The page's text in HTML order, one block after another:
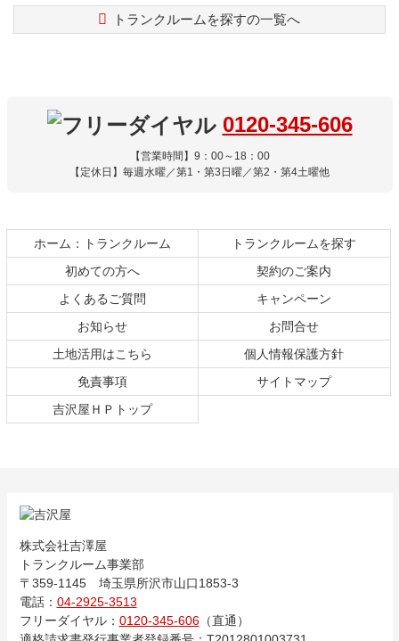
トランクルームを探すの一覧へ
へ
0120-345-606
【営業時間】9：00～18：00
【定休日】毎週水曜／第1・第3日曜／第2・第4土曜他
ホーム：トランクルーム
トランクルームを探す
初めての方へ
契約のご案内
よくあるご質問
キャンペーン
お知らせ
お問合せ
土地活用はこちら
個人情報保護方針
免責事項
サイトマップ
吉沢屋ＨＰトップ
株式会社吉澤屋
トランクルーム事業部
〒359-1145 埼玉県所沢市山口1853-3
電話： 04-2925-3513
フリーダイヤル： 0120-345-606（直通）